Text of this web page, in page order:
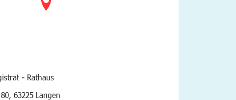
- Rathaus
Navigation
, 63225 Langen